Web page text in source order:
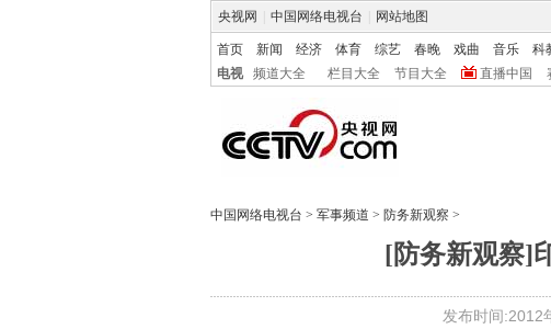
央视网 中国网络电视台 网站地图
首页 新闻 经济 体育 综艺 春晚 戏曲 音乐 科
电视
频道大全 栏目大全 节目大全 直播中国
中国网络电视台 > 军事频道 > 防务新观察 >
[防务新观察]
发布时间:2012